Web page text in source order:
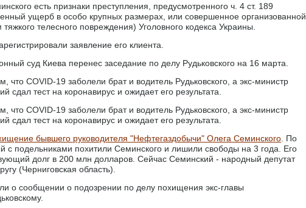
есть признаки преступления, предусмотренного ч. 4 ст. 189
ущерб в особо крупных размерах, или совершенное организованной
телесного повреждения) Уголовного кодекса Украины.
заявление его клиента.
суд Киева перенес заседание по делу Рудьковского на 16 марта.
что COVID-19 заболели брат и водитель Рудьковского, а экс-министр
сдал тест на коронавирус и ожидает его результата.
что COVID-19 заболели брат и водитель Рудьковского, а экс-министр
сдал тест на коронавирус и ожидает его результата.
бывшего руководителя "Нефтегаздобычи" Олега Семинского . По
с подельниками похитили Семинского и лишили свободы на 3 года. Его
долг в 200 млн долларов. Сейчас Семинский - народный депутат
(Черниговская область).
о сообщении о подозрении по делу похищения экс-главы